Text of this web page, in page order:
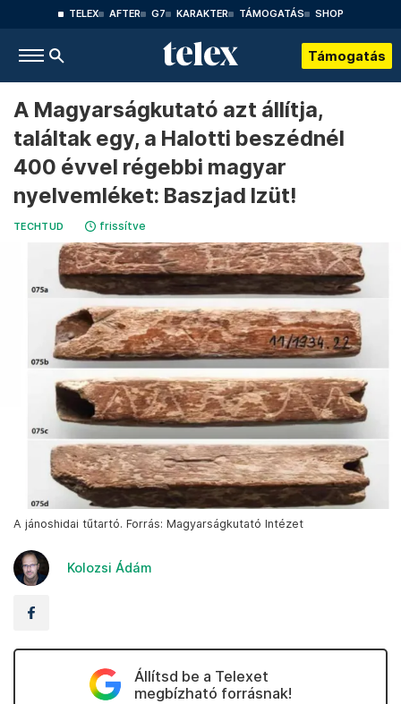
TELEX AFTER G7 KARAKTER TÁMOGATÁS SHOP
Támogatás
A Magyarságkutató azt állítja,
találtak egy, a Halotti beszédnél
400 évvel régebbi magyar
nyelvemléket: Baszjad Izüt!
TECHTUD frissítve
A jánoshidai tűtartó. Forrás: Magyarságkutató Intézet
Kolozsi Ádám
Állítsd be a Telexet
megbízható forrásnak!